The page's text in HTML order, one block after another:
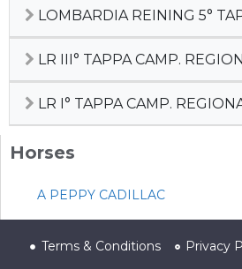
LOMBARDIA REINING 5° TAPPA
LR III° TAPPA CAMP. REGIONALE
LR I° TAPPA CAMP. REGIONALE
Horses
A PEPPY CADILLAC
Terms & Conditions Privacy